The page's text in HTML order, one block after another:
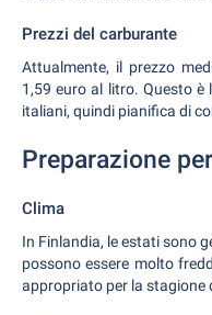
Prezzi del carburante
Attualmente, il prezzo
1,59 euro al litro. Questo
italiani, quindi pianifica di
Preparazione
Clima
In Finlandia, le estati sono
possono essere molto
appropriato per la stagione